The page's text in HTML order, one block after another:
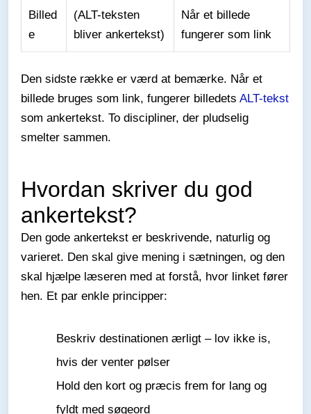
Billed
e
(ALT-teksten
bliver ankertekst)
Når et billede
fungerer som link
Den sidste række er værd at bemærke. Når et
billede bruges som link, fungerer billedets ALT-tekst
som ankertekst. To discipliner, der pludselig
smelter sammen.
Hvordan skriver du god
ankertekst?
Den gode ankertekst er beskrivende, naturlig og
varieret. Den skal give mening i sætningen, og den
skal hjælpe læseren med at forstå, hvor linket fører
hen. Et par enkle principper:
Beskriv destinationen ærligt – lov ikke is,
hvis der venter pølser
Hold den kort og præcis frem for lang og
fyldt med søgeord